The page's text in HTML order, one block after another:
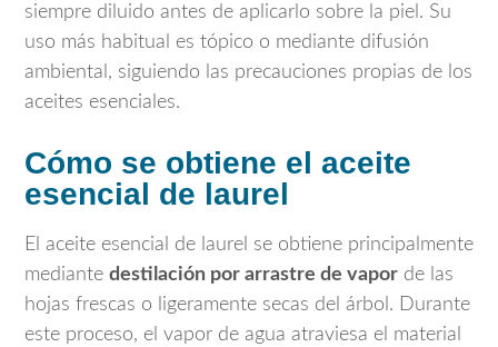
siempre diluido antes de aplicarlo sobre la piel. Su
uso más habitual es tópico o mediante difusión
ambiental, siguiendo las precauciones propias de los
aceites esenciales.
Cómo se obtiene el aceite
esencial de laurel
El aceite esencial de laurel se obtiene principalmente
mediante destilación por arrastre de vapor de las
hojas frescas o ligeramente secas del árbol. Durante
este proceso, el vapor de agua atraviesa el material